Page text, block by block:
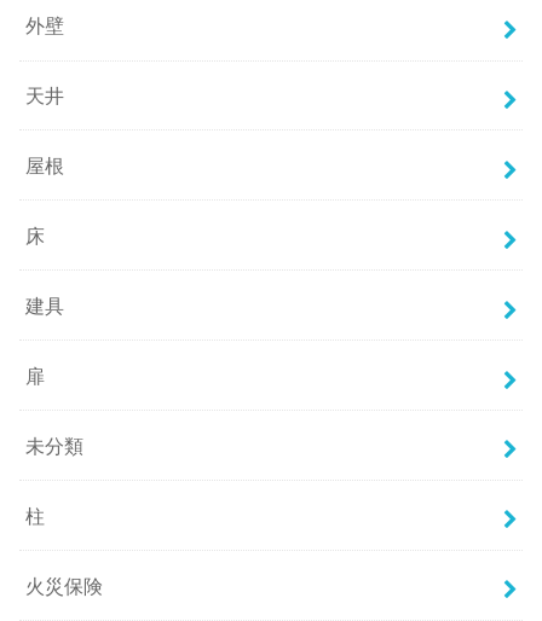
外壁
天井
屋根
床
建具
扉
未分類
柱
火災保険